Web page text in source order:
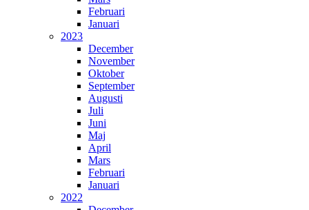
Februari
Januari
2023
December
November
Oktober
September
Augusti
Juli
Juni
Maj
April
Mars
Februari
Januari
2022